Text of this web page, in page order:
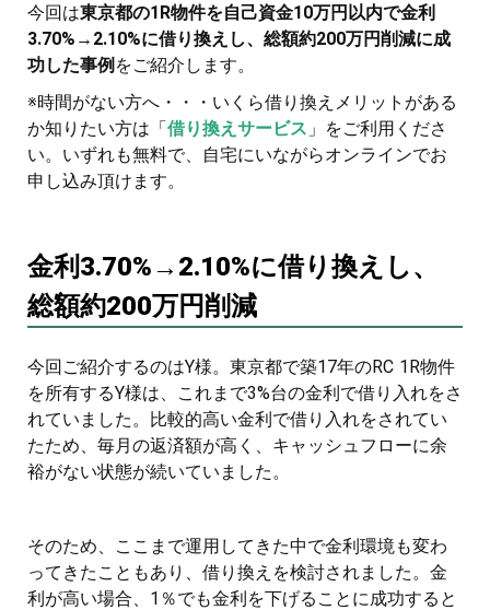
今回は東京都の1R物件を自己資金10万円以内で金利
3.70%→2.10%に借り換えし、総額約200万円削減に成
功した事例 をご紹介します。
※時間がない方へ・・・いくら借り換えメリットがある
か知りたい方は「借り換えサービス 」をご利用くださ
い。いずれも無料で、自宅にいながらオンラインでお
申し込み頂けます。
金利3.70%→2.10%に借り換えし、
総額約200万円削減
今回ご紹介するのはY様。東京都で築17年のRC 1R物件
を所有するY様は、これまで3%台の金利で借り入れをさ
れていました。比較的高い金利で借り入れをされてい
たため、毎月の返済額が高く、キャッシュフローに余
裕がない状態が続いていました。
そのため、ここまで運用してきた中で金利環境も変わ
ってきたこともあり、借り換えを検討されました。金
利が高い場合、1％でも金利を下げることに成功すると